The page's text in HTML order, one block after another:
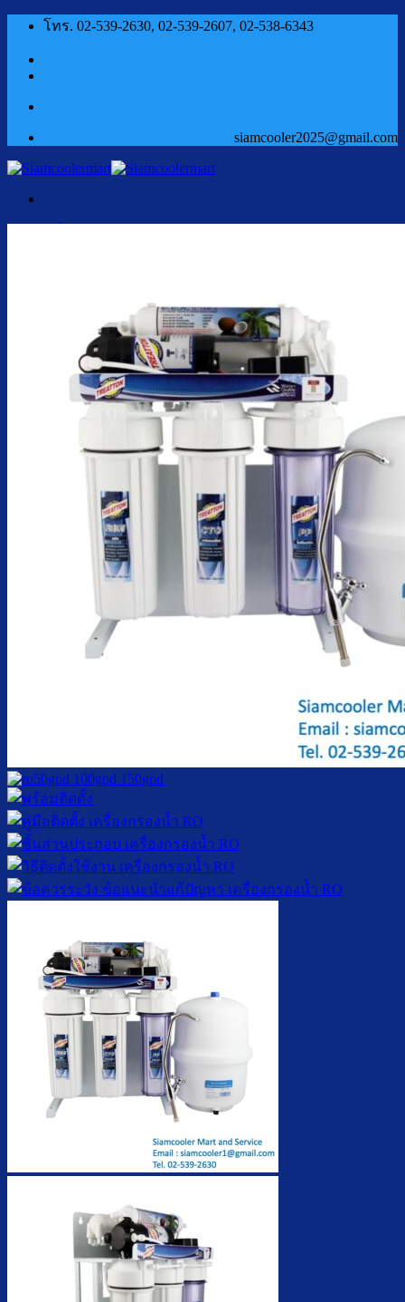
ข้าม
โทร. 02-539-2630, 02-539-2607, 02-538-6343
siamcooler2025@gmail.com
ตู้กดน้ำเย็น เจาะรูคว่ำถัง
ตู้กดน้ำเย็น น้ำร้อน ถังล่าง
ตู้กดน้ำเย็น น้ำร้อน กรองในตัว
ตู้กดน้ำเย็น น้ำร้อน ต่อท่อประปา
ตู้กดน้ำเย็น น้ำร้อน สแตนเลส
ตู้กดน้ำเย็น มือกดเท้าเหยียบ
ล้างตู้กดน้ำเย็น
ผลงานของเรา
เกี่ยวกับเรา
จำนวนผู้ใช้งาน